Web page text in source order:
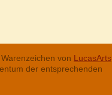
von LucasArts,
der entsprechenden